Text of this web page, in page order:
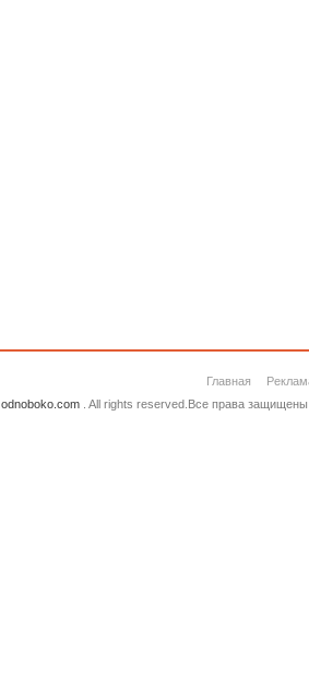
Главная
odnoboko.com. All rights reserved.Все права защищены.